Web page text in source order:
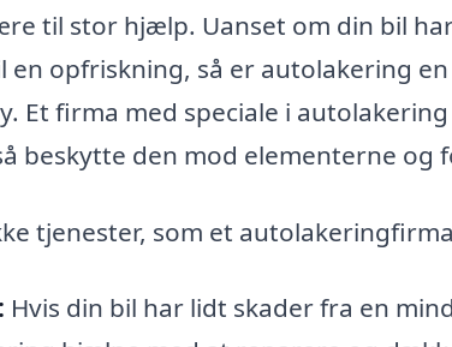
til stor hjælp. Uanset om din bil
opfriskning, så er autolakering
Et firma med speciale i
beskytte den mod elementerne og
tjenester, som et
Hvis din bil har lidt skader fra en